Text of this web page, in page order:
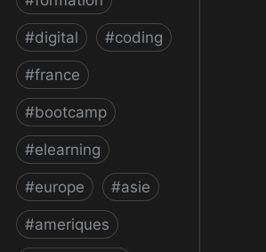
#digital #coding
#france
#bootcamp
#elearning
#europe #asie
#ameriques